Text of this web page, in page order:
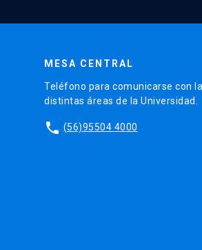
MESA CENTRAL
Teléfono para comunicarse con
distintas áreas de la Universidad.
phone (56)95504 4000